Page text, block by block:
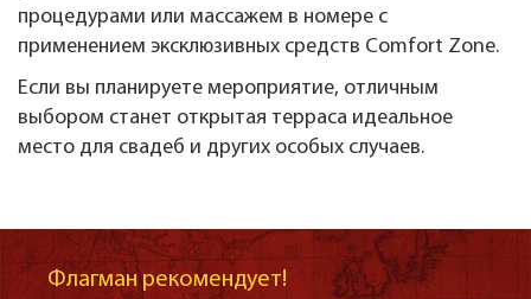
процедурами или массажем в номере с
применением эксклюзивных средств Comfort Zone.
Если вы планируете мероприятие, отличным
выбором станет открытая терраса идеальное
место для свадеб и других особых случаев.
Флагман рекомендует!